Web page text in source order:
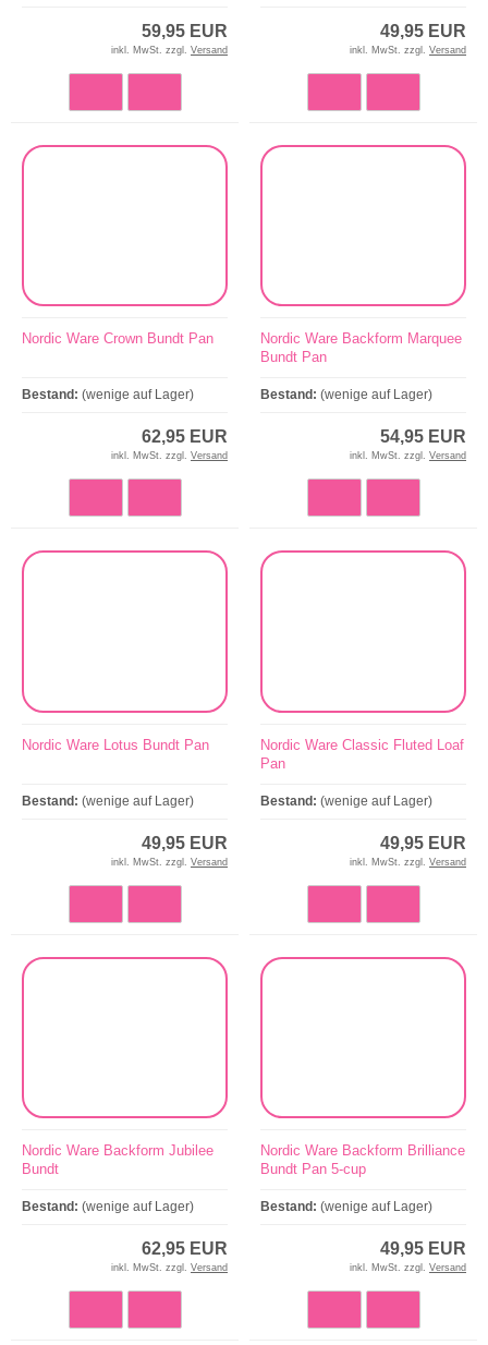
59,95 EUR
inkl. MwSt. zzgl. Versand
49,95 EUR
inkl. MwSt. zzgl. Versand
Nordic Ware Crown Bundt Pan
Bestand: (wenige auf Lager)
62,95 EUR
inkl. MwSt. zzgl. Versand
Nordic Ware Backform Marquee
Bundt Pan
Bestand: (wenige auf Lager)
54,95 EUR
inkl. MwSt. zzgl. Versand
Nordic Ware Lotus Bundt Pan
Bestand: (wenige auf Lager)
49,95 EUR
inkl. MwSt. zzgl. Versand
Nordic Ware Classic Fluted Loaf
Pan
Bestand: (wenige auf Lager)
49,95 EUR
inkl. MwSt. zzgl. Versand
Nordic Ware Backform Jubilee
Bundt
Bestand: (wenige auf Lager)
62,95 EUR
inkl. MwSt. zzgl. Versand
Nordic Ware Backform Brilliance
Bundt Pan 5-cup
Bestand: (wenige auf Lager)
49,95 EUR
inkl. MwSt. zzgl. Versand